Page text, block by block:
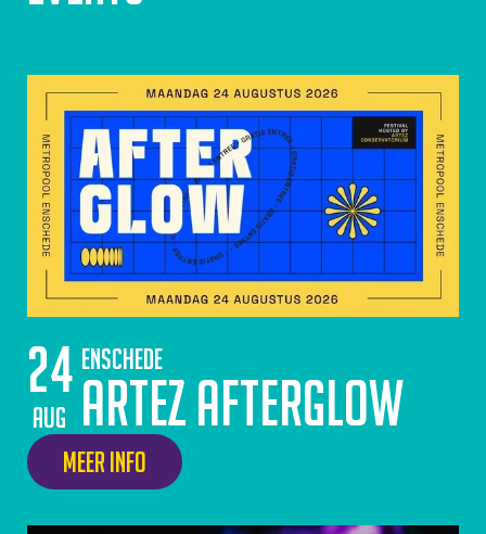
24
aug
Enschede
ArtEZ Afterglow
Meer info